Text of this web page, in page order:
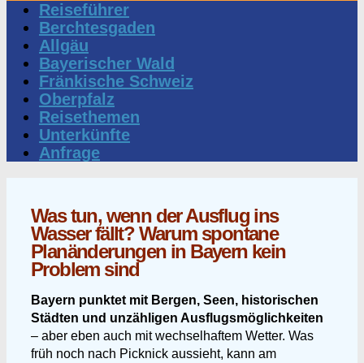
Reiseführer
Berchtesgaden
Allgäu
Bayerischer Wald
Fränkische Schweiz
Oberpfalz
Reisethemen
Unterkünfte
Anfrage
Was tun, wenn der Ausflug ins
Wasser fällt? Warum spontane
Planänderungen in Bayern kein
Problem sind
Bayern punktet mit Bergen, Seen, historischen
Städten und unzähligen Ausflugsmöglichkeiten
– aber eben auch mit wechselhaftem Wetter. Was
früh noch nach Picknick aussieht, kann am